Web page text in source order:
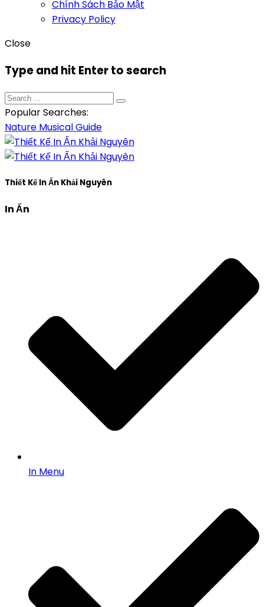
Chính Sách Bảo Mật
Privacy Policy
Close
Type and hit Enter to search
Popular Searches:
Nature MusicalGuide
Thiết Kế In Ấn Khải Nguyên
In Ấn
In Menu